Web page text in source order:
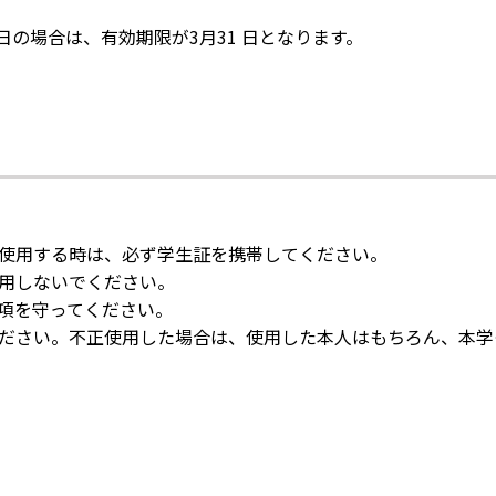
場合は、有効期限が3月31 日となります。
する時は、必ず学生証を携帯してください。
ないでください。
守ってください。
さい。不正使用した場合は、使用した本人はもちろん、本